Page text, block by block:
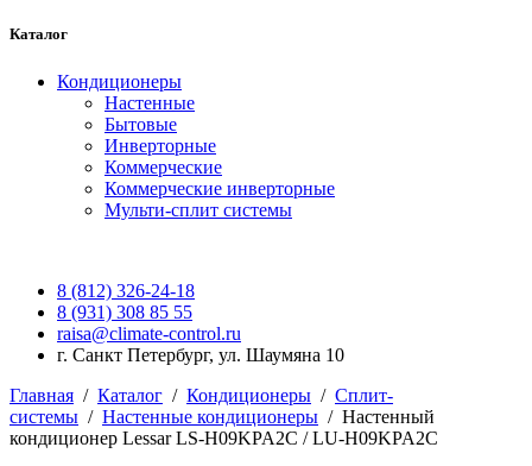
Каталог
Кондиционеры
Настенные
Бытовые
Инверторные
Коммерческие
Коммерческие инверторные
Мульти-сплит системы
8 (812) 326-24-18
8 (931) 308 85 55
raisa@climate-control.ru
г. Санкт Петербург, ул. Шаумяна 10
Главная / Каталог / Кондиционеры / Сплит-
системы / Настенные кондиционеры / Настенный
кондиционер Lessar LS-H09KPA2C / LU-H09KPA2C